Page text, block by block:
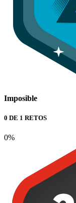
Imposible
0 DE 1 RETOS
0%